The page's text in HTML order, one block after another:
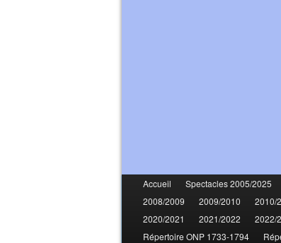
Accueil Spectacles 2005/2025
2008/2009
2009/2010 2010/
2020/2021
2021/2022 2022/
Répertoire ONP 1733-1794